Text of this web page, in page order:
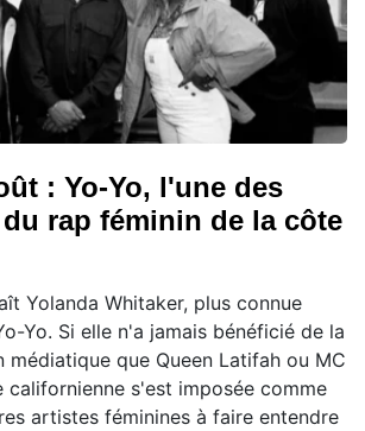
: Yo-Yo, l'une des
rap féminin de la côte
Yolanda Whitaker, plus connue
Yo. Si elle n'a jamais bénéficié de la
médiatique que Queen Latifah ou MC
californienne s'est imposée comme
artistes féminines à faire entendre